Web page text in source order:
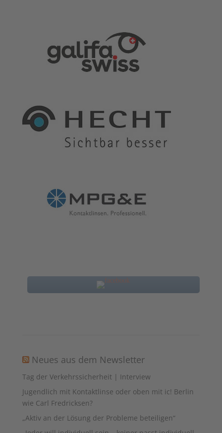
Neues aus dem Newsletter
Tag der Verkehrssicherheit | Interview
Jugendlich mit Kontaktlinse oder oben mit ic! Berlin
wie Carl Fredricksen?
„Aktiv an der Lösung der Probleme beteiligen“